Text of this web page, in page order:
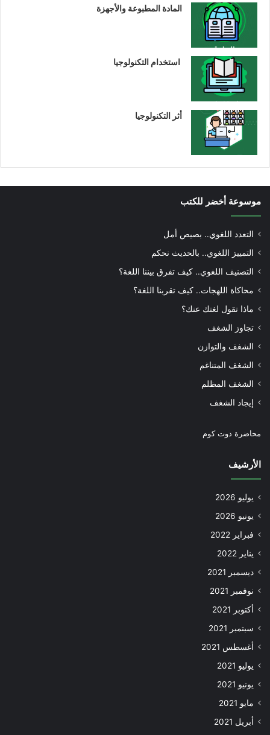
المادة المطبوعة والأجهزة
استخدام التكنولوجيا
أثر التكنولوجيا
موسوعة أخضر للكتب
التعدد اللغوي.. بصيص أمل
التمييز اللغوي.. بالحديث نحكم
التصنيف اللغوي.. كيف تفرق بيننا اللغة؟
محاكاة اللهجات.. كيف تقربنا اللغة؟
ماذا تقول لغتك عنك؟
تجاوز الشغف
الشغف والتوازن
الشغف المتناغم
الشغف المظلم
إيجاد الشغف
محاضرة دوت كوم
الأرشيف
يوليو 2026
يونيو 2026
فبراير 2022
يناير 2022
ديسمبر 2021
نوفمبر 2021
أكتوبر 2021
سبتمبر 2021
أغسطس 2021
يوليو 2021
يونيو 2021
مايو 2021
أبريل 2021